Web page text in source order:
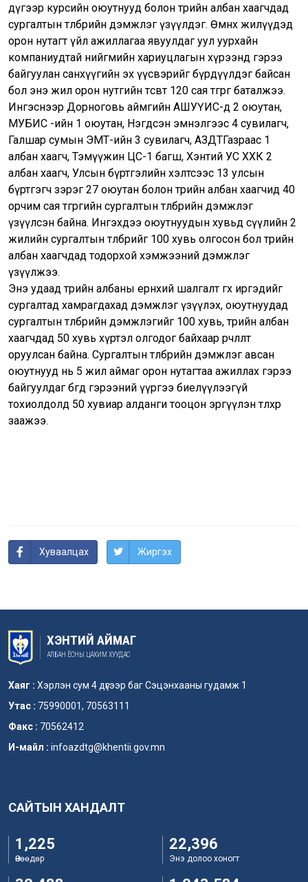
дүгээр курсийн оюутнууд болон төрийн албан хаагчдад
сургалтын төлбөрийн дэмжлэг үзүүлдэг. Өмнөх жилүүдэд
орон нутагт үйл ажиллагаа явуулдаг уул уурхайн
компаниудтай нийгмийн хариуцлагын хүрээнд гэрээ
байгуулан санхүүгийн эх үүсвэрийг бүрдүүлдэг байсан
бол энэ жил орон нутгийн төсөвт 120 сая төгрөг баталжээ.
Ингэснээр Дорноговь аймгийн АШУҮИС-д 2 оюутан,
МУБИС -ийн 1 оюутан, Нэгдсэн эмнэлгээс 4 сувилагч,
Галшар сумын ЭМТ-ийн 3 сувилагч, АЗДТГазраас 1
албан хаагч, Тэмүүжин ЦС-1 багш, Хэнтий УС ХХК 2
албан хаагч, Улсын бүртгэлийн хэлтсээс 13 улсын
бүртгэгч зэрэг 27 оюутан болон төрийн албан хаагчид 40
орчим сая төгрөгийн сургалтын төлбөрийн дэмжлэг
үзүүлсэн байна. Ингэхдээ оюутнуудын хувьд сүүлийн 2
жилийн сургалтын төлбөрийг 100 хувь олгосон бол төрийн
албан хаагчдад тодорхой хэмжээний дэмжлэг
үзүүлжээ.
Энэ удаад төрийн албаны ерөнхий шалгалт өгөх иргэдийг
сургалтад хамрагдахад дэмжлэг үзүүлэх, оюутнуудад
сургалтын төлбөрийн дэмжлэгийг 100 хувь, төрийн албан
хаагчдад 50 хувь хүртэл олгодог байхаар өөрчлөлт
оруулсан байна. Сургалтын төлбөрийн дэмжлэг авсан
оюутнууд нь 5 жил аймаг орон нутагтаа ажиллах гэрээ
байгуулдаг бөгөөд гэрээний үүргээ биелүүлээгүй
тохиолдолд 50 хувиар алданги тооцон эргүүлэн төлөхөөр
заажээ.
Хуваалцах Жиргэх
ХЭНТИЙ АЙМАГ
АЛБАН ЁСНЫ ЦАХИМ ХУУДАС
Хаяг : Хэрлэн сум 4 дүгээр баг Сэцэнхааны гудамж 1
Утас : 75990001, 70563111
Факс : 70562412
И-майл : infoazdtg@khentii.gov.mn
САЙТЫН ХАНДАЛТ
1,225
Өнөөдөр
22,396
Энэ долоо хоногт